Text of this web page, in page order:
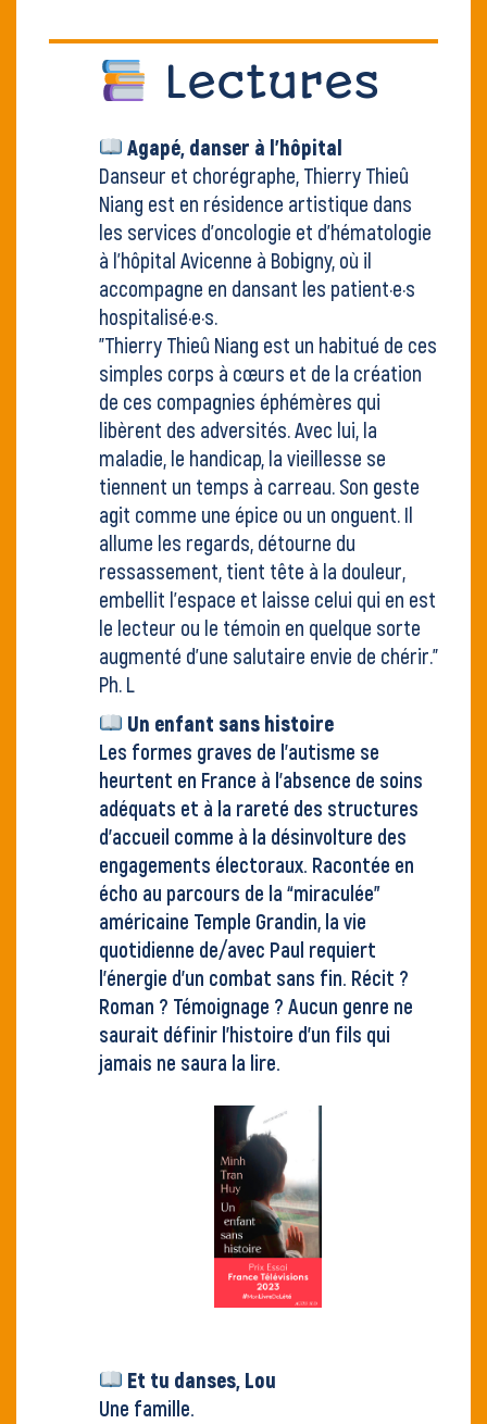
Lectures
Agapé, danser à l'hôpital
Danseur et chorégraphe, Thierry Thieû
Niang est en résidence artistique dans
les services d’oncologie et d’hématologie
à l’hôpital Avicenne à Bobigny, où il
accompagne en dansant les patient·e·s
hospitalisé·e·s.
"Thierry Thieû Niang est un habitué de ces
simples corps à cœurs et de la création
de ces compagnies éphémères qui
libèrent des adversités. Avec lui, la
maladie, le handicap, la vieillesse se
tiennent un temps à carreau. Son geste
agit comme une épice ou un onguent. Il
allume les regards, détourne du
ressassement, tient tête à la douleur,
embellit l’espace et laisse celui qui en est
le lecteur ou le témoin en quelque sorte
augmenté d’une salutaire envie de chérir."
Ph. L
Un enfant sans histoire
Les formes graves de l’autisme se
heurtent en France à l’absence de soins
adéquats et à la rareté des structures
d’accueil comme à la désinvolture des
engagements électoraux. Racontée en
écho au parcours de la “miraculée”
américaine Temple Grandin, la vie
quotidienne de/avec Paul requiert
l’énergie d’un combat sans fin. Récit ?
Roman ? Témoignage ? Aucun genre ne
saurait définir l’histoire d’un fils qui
jamais ne saura la lire.
Et tu danses, Lou
Une famille.